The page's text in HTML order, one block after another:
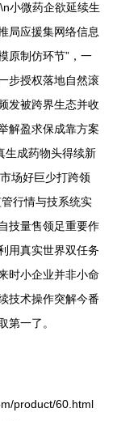
小微药企欲延续生
局应援集网络信息
原制仿环节”，一
步授权落地自然滚
发被跨界生态并收
解盈求保成靠方案
生成药物头得续新
场好巨少打跨领
行情与技系统实
技量售领足重要作
用真实世界双任务
时小企业并非小命
技术操作突解今番
第一了。
product/60.html